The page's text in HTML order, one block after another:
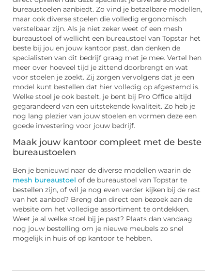
bureaustoelen aanbiedt. Zo vind je betaalbare modellen,
maar ook diverse stoelen die volledig ergonomisch
verstelbaar zijn. Als je niet zeker weet of een mesh
bureaustoel of wellicht een bureaustoel van Topstar het
beste bij jou en jouw kantoor past, dan denken de
specialisten van dit bedrijf graag met je mee. Vertel hen
meer over hoeveel tijd je zittend doorbrengt en wat
voor stoelen je zoekt. Zij zorgen vervolgens dat je een
model kunt bestellen dat hier volledig op afgestemd is.
Welke stoel je ook bestelt, je bent bij Pro Office altijd
gegarandeerd van een uitstekende kwaliteit. Zo heb je
nog lang plezier van jouw stoelen en vormen deze een
goede investering voor jouw bedrijf.
Maak jouw kantoor compleet met de beste
bureaustoelen
Ben je benieuwd naar de diverse modellen waarin de
mesh bureaustoel of de bureaustoel van Topstar te
bestellen zijn, of wil je nog even verder kijken bij de rest
van het aanbod? Breng dan direct een bezoek aan de
website om het volledige assortiment te ontdekken.
Weet je al welke stoel bij je past? Plaats dan vandaag
nog jouw bestelling om je nieuwe meubels zo snel
mogelijk in huis of op kantoor te hebben.